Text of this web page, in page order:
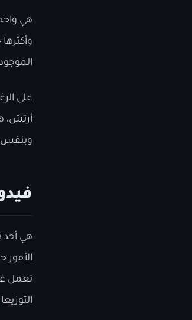
هي
على
أرتش،
وبنفس
تعمل